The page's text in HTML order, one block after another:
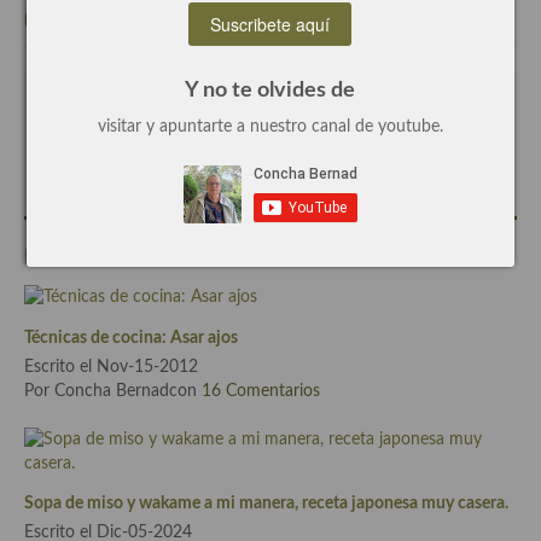
Recetas de fiesta, Navidad y días señalados
Resumen tematicos de recetas
Cocinas del mundo
Cocina colombiana
Cocina Cajún y Creole
Cocina Cubana
Cocina de Estados Unidos
,maiz,palmitos,
Técnicas de cocina: Asar ajos
Escrito el Nov-15-2012
Por Concha Bernadcon 16 Comentarios
Sopa de miso y wakame a mi manera, receta japonesa muy casera.
Escrito el Dic-05-2024
Y no te olvides de
visitar y apuntarte a nuestro canal de youtube.